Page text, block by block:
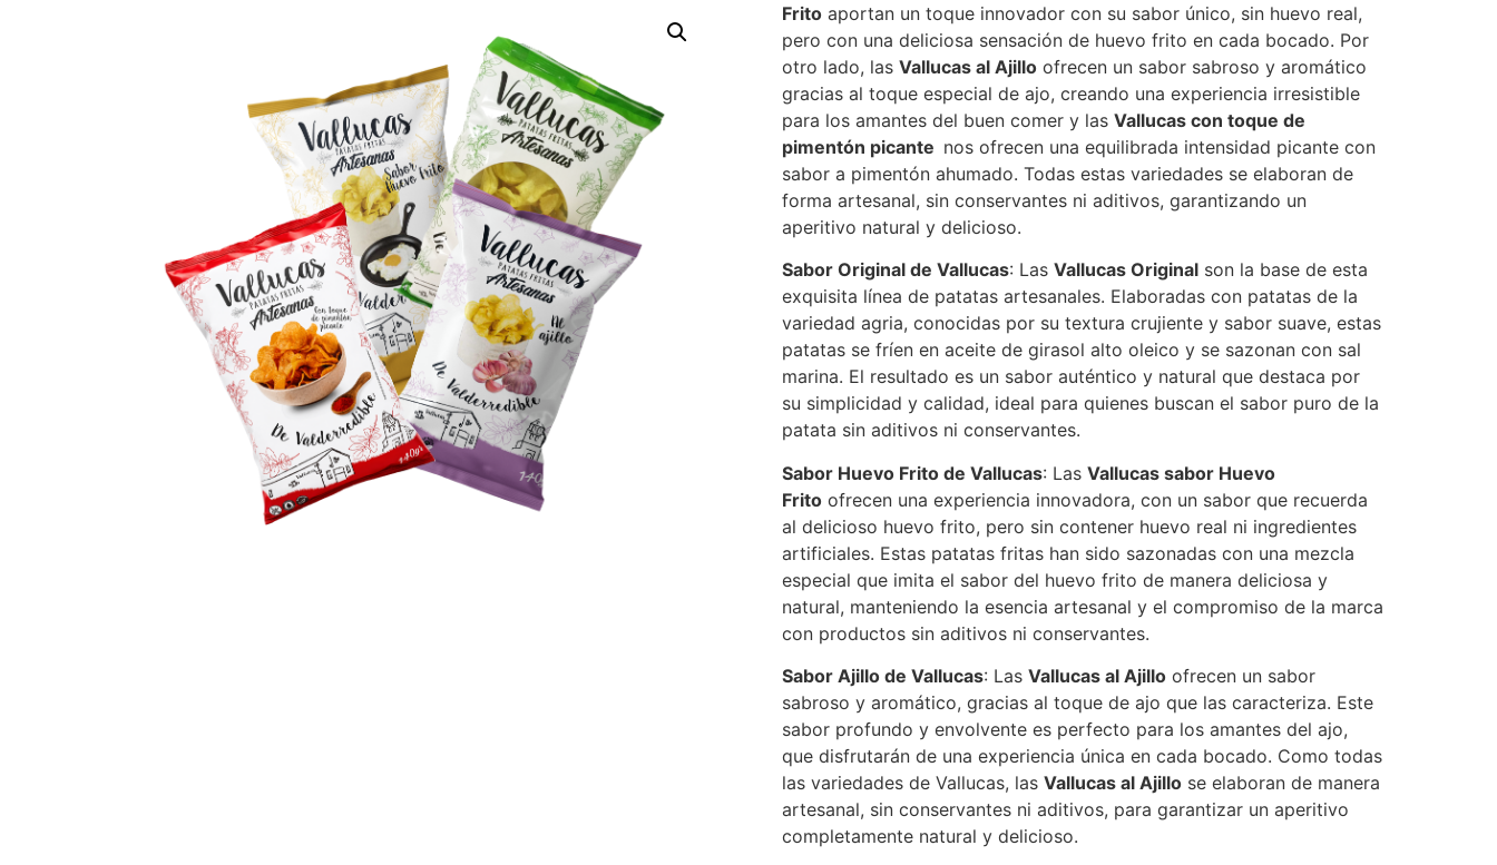
Frito aportan un toque innovador con su sabor único, sin huevo real,
pero con una deliciosa sensación de huevo frito en cada bocado. Por
otro lado, las Vallucas al Ajillo ofrecen un sabor sabroso y aromático
gracias al toque especial de ajo, creando una experiencia irresistible
para los amantes del buen comer y las Vallucas con toque de
pimentón picante nos ofrecen una equilibrada intensidad picante con
sabor a pimentón ahumado. Todas estas variedades se elaboran de
forma artesanal, sin conservantes ni aditivos, garantizando un
aperitivo natural y delicioso.
Sabor Original de Vallucas: Las Vallucas Original son la base de esta
exquisita línea de patatas artesanales. Elaboradas con patatas de la
variedad agria, conocidas por su textura crujiente y sabor suave, estas
patatas se fríen en aceite de girasol alto oleico y se sazonan con sal
marina. El resultado es un sabor auténtico y natural que destaca por
su simplicidad y calidad, ideal para quienes buscan el sabor puro de la
patata sin aditivos ni conservantes.
Sabor Huevo Frito de Vallucas: Las Vallucas sabor Huevo
Frito ofrecen una experiencia innovadora, con un sabor que recuerda
al delicioso huevo frito, pero sin contener huevo real ni ingredientes
artificiales. Estas patatas fritas han sido sazonadas con una mezcla
especial que imita el sabor del huevo frito de manera deliciosa y
natural, manteniendo la esencia artesanal y el compromiso de la marca
con productos sin aditivos ni conservantes.
Sabor Ajillo de Vallucas: Las Vallucas al Ajillo ofrecen un sabor
sabroso y aromático, gracias al toque de ajo que las caracteriza. Este
sabor profundo y envolvente es perfecto para los amantes del ajo,
que disfrutarán de una experiencia única en cada bocado. Como todas
las variedades de Vallucas, las Vallucas al Ajillo se elaboran de manera
artesanal, sin conservantes ni aditivos, para garantizar un aperitivo
completamente natural y delicioso.